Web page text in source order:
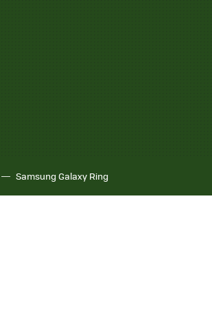
Samsung Galaxy Ring